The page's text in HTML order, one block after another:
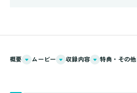
概要 ムービー 収録内容 特典・その他